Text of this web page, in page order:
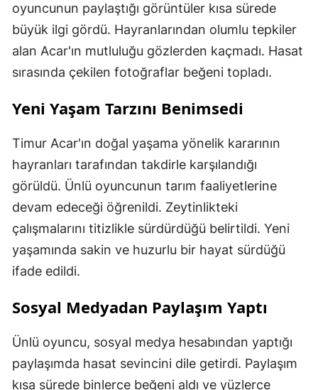
oyuncunun paylaştığı görüntüler kısa sürede
büyük ilgi gördü. Hayranlarından olumlu tepkiler
alan Acar'ın mutluluğu gözlerden kaçmadı. Hasat
sırasında çekilen fotoğraflar beğeni topladı.
Yeni Yaşam Tarzını Benimsedi
Timur Acar'ın doğal yaşama yönelik kararının
hayranları tarafından takdirle karşılandığı
görüldü. Ünlü oyuncunun tarım faaliyetlerine
devam edeceği öğrenildi. Zeytinlikteki
çalışmalarını titizlikle sürdürdüğü belirtildi. Yeni
yaşamında sakin ve huzurlu bir hayat sürdüğü
ifade edildi.
Sosyal Medyadan Paylaşım Yaptı
Ünlü oyuncu, sosyal medya hesabından yaptığı
paylaşımda hasat sevincini dile getirdi. Paylaşım
kısa sürede binlerce beğeni aldı ve yüzlerce